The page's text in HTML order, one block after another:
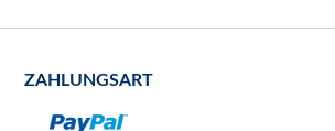
ZAHLUNGSART